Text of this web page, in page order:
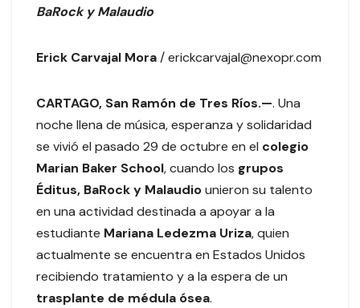
BaRock y Malaudio
Erick Carvajal Mora/ erickcarvajal@nexopr.com
CARTAGO, San Ramón de Tres Ríos.—. Una
noche llena de música, esperanza y solidaridad
se vivió el pasado 29 de octubre en el colegio
Marian Baker School, cuando los grupos
Éditus, BaRock y Malaudiounieron su talento
en una actividad destinada a apoyar a la
estudiante Mariana Ledezma Uriza, quien
actualmente se encuentra en Estados Unidos
recibiendo tratamiento y a la espera de un
trasplante de médula ósea.